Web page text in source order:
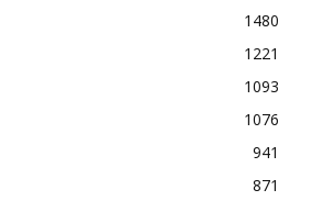
1480
1221
1093
1076
941
871